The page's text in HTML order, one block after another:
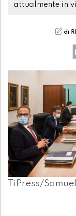
attualmente in
di
TiPress/